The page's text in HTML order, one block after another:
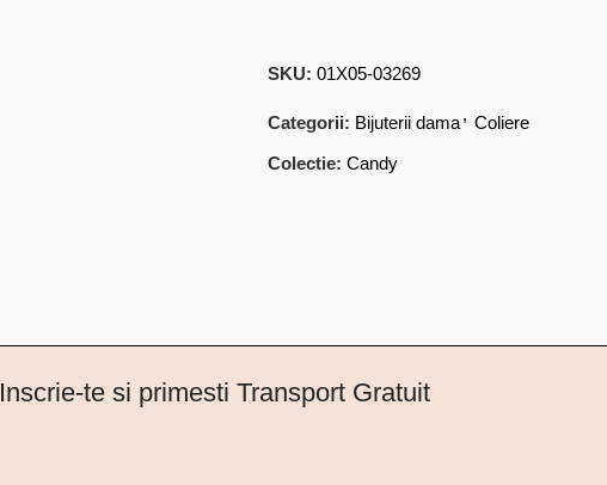
SKU: 01X05-03269
Categorii: Bijuterii dama, Coliere
Colectie: Candy
Inscrie-te si primesti Transport Gratuit